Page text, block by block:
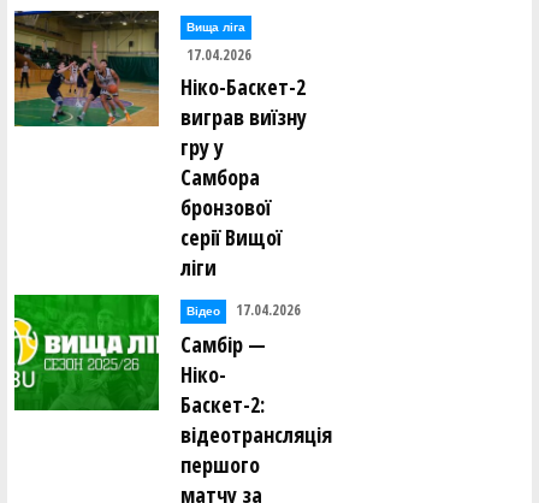
Вища лiга
17.04.2026
Ніко-Баскет-2
виграв виїзну
гру у
Самбора
бронзової
серії Вищої
ліги
Відео 17.04.2026
Самбір —
Ніко-
Баскет-2:
відеотрансляція
першого
матчу за